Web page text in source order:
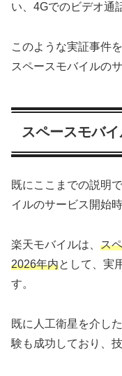
い、4Gでのビデオ通
このような実証事件
スペースモバイルの
スペースモバ
既にここまでの説明
イルのサービス開始
楽天モバイルは、 ス
2026年内として、実
す。
既に人工衛星を介し
験も成功しており、